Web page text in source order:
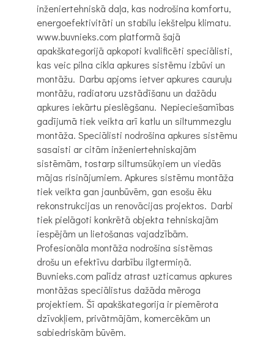
inženiertehniskā daļa, kas nodrošina komfortu,
energoefektivitāti un stabilu iekštelpu klimatu.
www.buvnieks.com platformā šajā
apakškategorijā apkopoti kvalificēti speciālisti,
kas veic pilna cikla apkures sistēmu izbūvi un
montāžu. Darbu apjoms ietver apkures cauruļu
montāžu, radiatoru uzstādīšanu un dažādu
apkures iekārtu pieslēgšanu. Nepieciešamības
gadījumā tiek veikta arī katlu un siltummezglu
montāža. Speciālisti nodrošina apkures sistēmu
sasaisti ar citām inženiertehniskajām
sistēmām, tostarp siltumsūkņiem un viedās
mājas risinājumiem. Apkures sistēmu montāža
tiek veikta gan jaunbūvēm, gan esošu ēku
rekonstrukcijas un renovācijas projektos. Darbi
tiek pielāgoti konkrētā objekta tehniskajām
iespējām un lietošanas vajadzībām.
Profesionāla montāža nodrošina sistēmas
drošu un efektīvu darbību ilgtermiņā.
Buvnieks.com palīdz atrast uzticamus apkures
montāžas speciālistus dažāda mēroga
projektiem. Šī apakškategorija ir piemērota
dzīvokļiem, privātmājām, komercēkām un
sabiedriskām būvēm.